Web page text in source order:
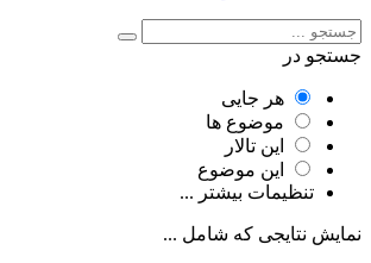
جستجو در
هر جایی
موضوع ها
این تالار
این موضوع
تنظیمات بیشتر ...
نمایش نتایجی که شامل ...